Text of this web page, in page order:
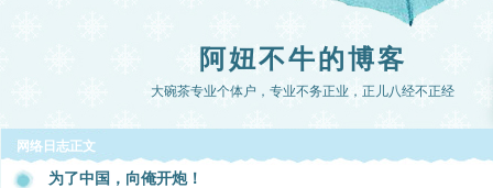
阿妞不牛的博客
大碗茶专业个体户，专业不务正业，正儿八经不正经
网络日志正文
为了中国，向俺开炮！